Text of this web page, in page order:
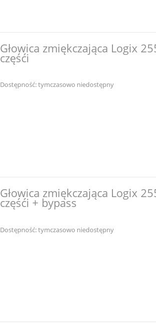
Głowica zmiękczająca Logix
częśći
Dostępność:tymczasowo niedostępny
Głowica zmiękczająca Logix
częśći + bypass
Dostępność:tymczasowo niedostępny